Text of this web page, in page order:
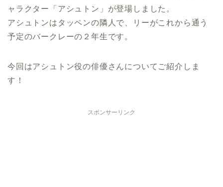
ャラクター「アシュトン」が登場しました。
アシュトンはタッペンの隣人で、リーがこれから通う
予定のバークレーの２年生です。
今回はアシュトン役の俳優さんについてご紹介しま
す！
スポンサーリンク